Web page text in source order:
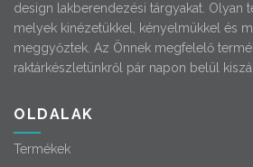
design lakberendezési tárgyakat. Olyan
melyek kinézetükkel, kényelmükkel és
meggyőztek. Az Önnek megfelelő
raktárkészletünkről pár napon belül
OLDALAK
Termékek